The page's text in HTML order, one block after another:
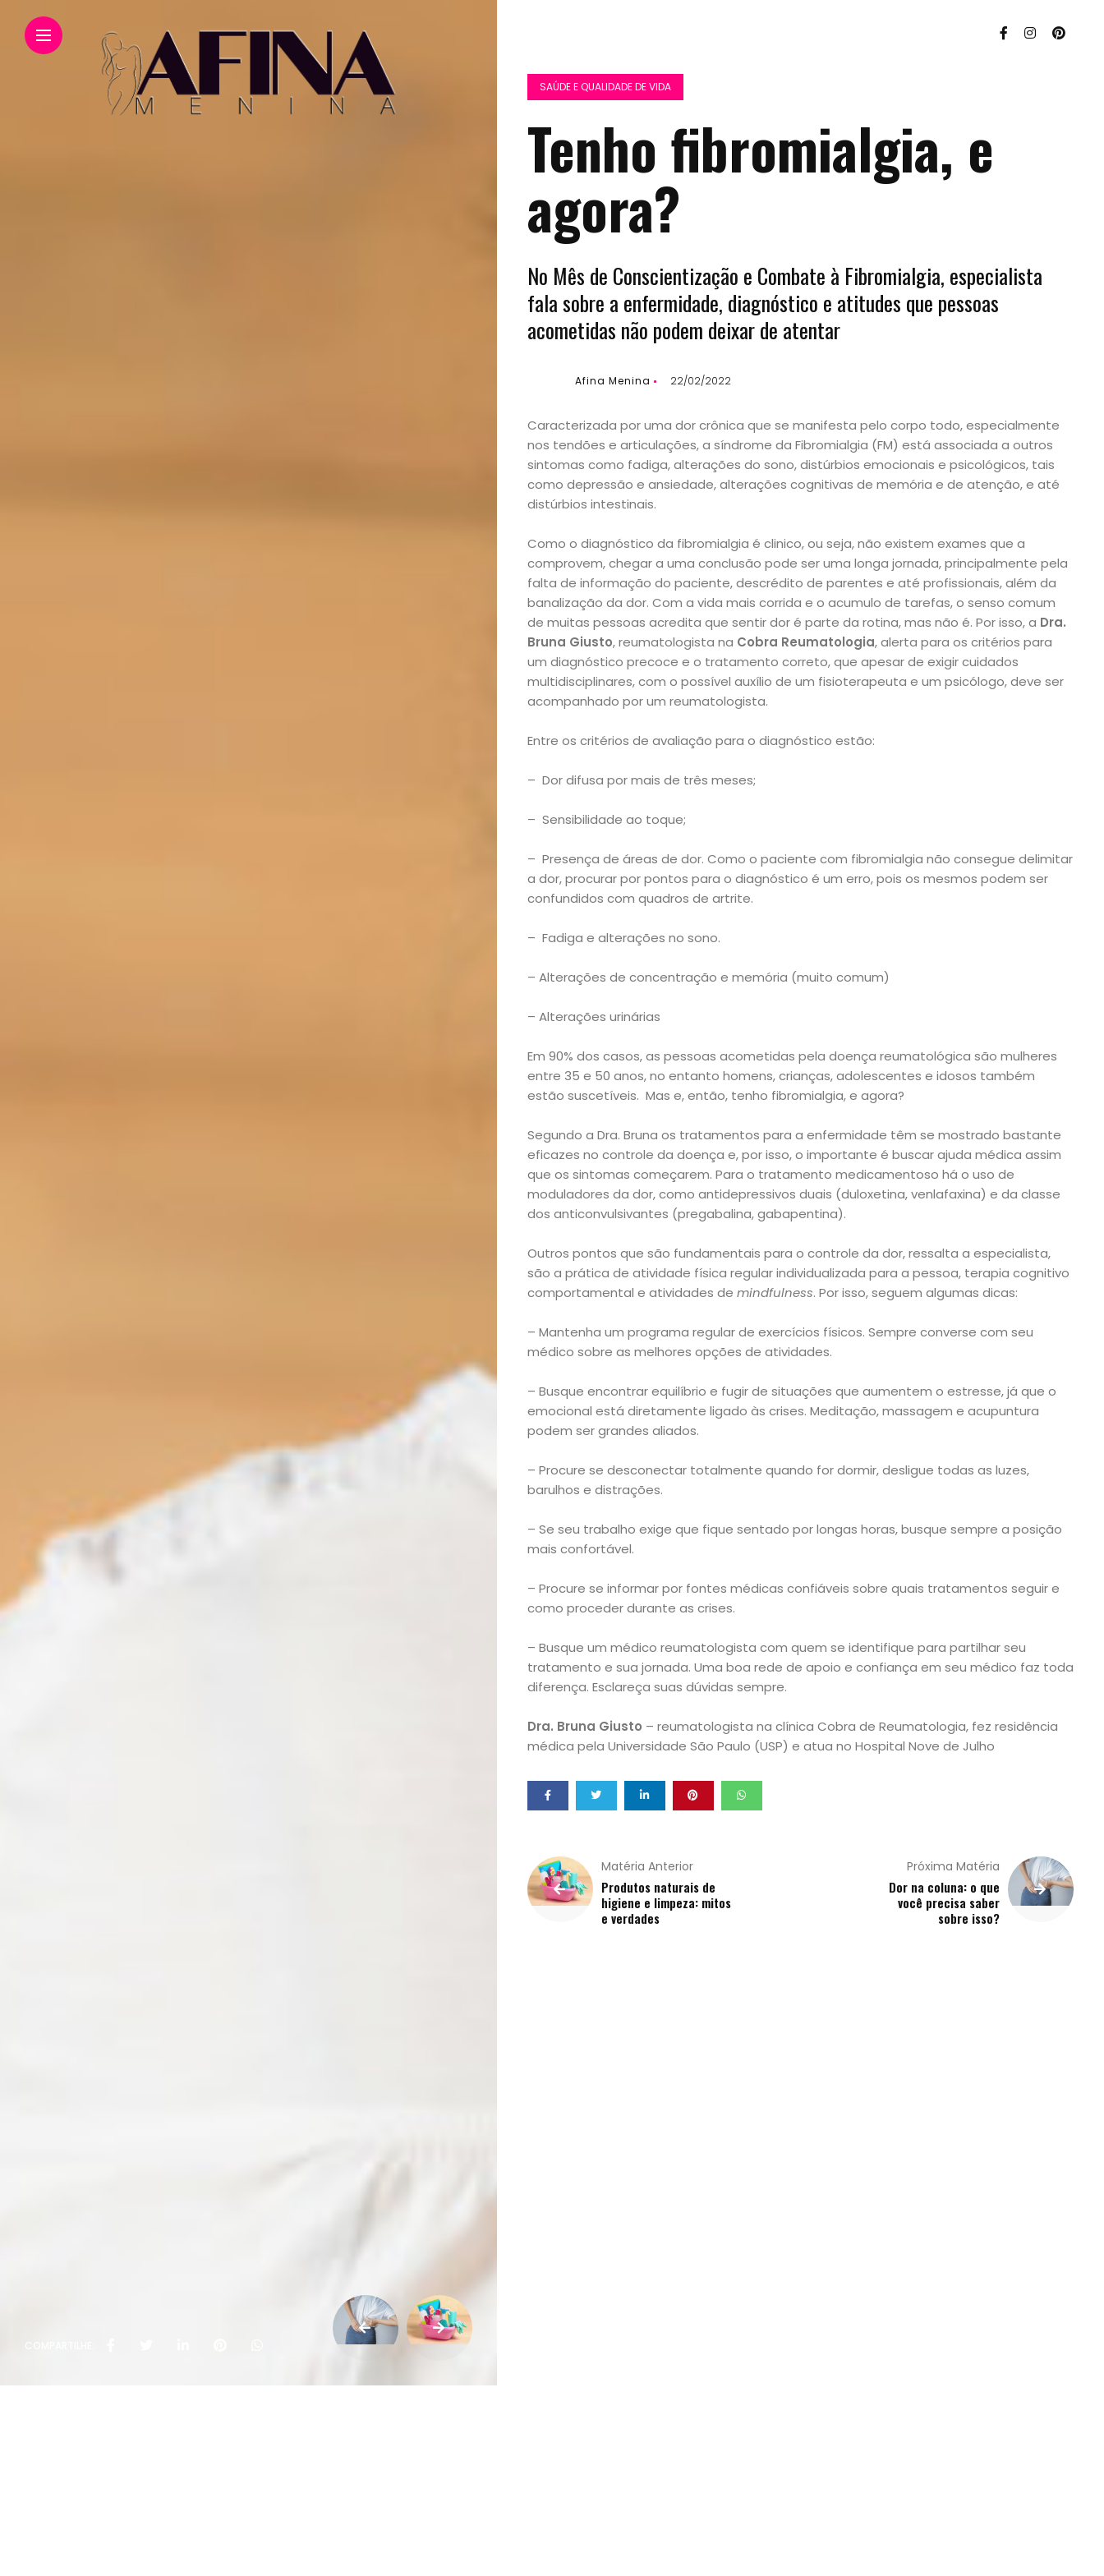
Início
Academia
Beleza
Bora
lá!
Casa
e
Decoração
Exclusiva
Homem
Mães
&
Filhos
Notícias
Opinião
Pets
Receitas
Saúde
e
Qualidade
de
Vida
Sexualidade
SAÚDE E QUALIDADE DE VIDA
Tenho fibromialgia, e
agora?
No Mês de Conscientização e Combate à Fibromialgia, especialista
fala sobre a enfermidade, diagnóstico e atitudes que pessoas
acometidas não podem deixar de atentar
Afina Menina 22/02/2022
Caracterizada por uma dor crônica que se manifesta pelo corpo todo, especialmente
nos tendões e articulações, a síndrome da Fibromialgia (FM) está associada a outros
sintomas como fadiga, alterações do sono, distúrbios emocionais e psicológicos, tais
como depressão e ansiedade, alterações cognitivas de memória e de atenção, e até
distúrbios intestinais.
Como o diagnóstico da fibromialgia é clinico, ou seja, não existem exames que a
comprovem, chegar a uma conclusão pode ser uma longa jornada, principalmente pela
falta de informação do paciente, descrédito de parentes e até profissionais, além da
banalização da dor. Com a vida mais corrida e o acumulo de tarefas, o senso comum
de muitas pessoas acredita que sentir dor é parte da rotina, mas não é. Por isso, a Dra.
Bruna Giusto, reumatologista na Cobra Reumatologia, alerta para os critérios para
um diagnóstico precoce e o tratamento correto, que apesar de exigir cuidados
multidisciplinares, com o possível auxílio de um fisioterapeuta e um psicólogo, deve ser
acompanhado por um reumatologista.
Entre os critérios de avaliação para o diagnóstico estão:
– Dor difusa por mais de três meses;
– Sensibilidade ao toque;
– Presença de áreas de dor. Como o paciente com fibromialgia não consegue delimitar
a dor, procurar por pontos para o diagnóstico é um erro, pois os mesmos podem ser
confundidos com quadros de artrite.
– Fadiga e alterações no sono.
– Alterações de concentração e memória (muito comum)
– Alterações urinárias
Em 90% dos casos, as pessoas acometidas pela doença reumatológica são mulheres
entre 35 e 50 anos, no entanto homens, crianças, adolescentes e idosos também
estão suscetíveis. Mas e, então, tenho fibromialgia, e agora?
Segundo a Dra. Bruna os tratamentos para a enfermidade têm se mostrado bastante
eficazes no controle da doença e, por isso, o importante é buscar ajuda médica assim
que os sintomas começarem. Para o tratamento medicamentoso há o uso de
moduladores da dor, como antidepressivos duais (duloxetina, venlafaxina) e da classe
dos anticonvulsivantes (pregabalina, gabapentina).
Outros pontos que são fundamentais para o controle da dor, ressalta a especialista,
são a prática de atividade física regular individualizada para a pessoa, terapia cognitivo
comportamental e atividades de mindfulness. Por isso, seguem algumas dicas:
– Mantenha um programa regular de exercícios físicos. Sempre converse com seu
médico sobre as melhores opções de atividades.
– Busque encontrar equilíbrio e fugir de situações que aumentem o estresse, já que o
emocional está diretamente ligado às crises. Meditação, massagem e acupuntura
podem ser grandes aliados.
– Procure se desconectar totalmente quando for dormir, desligue todas as luzes,
barulhos e distrações.
– Se seu trabalho exige que fique sentado por longas horas, busque sempre a posição
mais confortável.
– Procure se informar por fontes médicas confiáveis sobre quais tratamentos seguir e
como proceder durante as crises.
– Busque um médico reumatologista com quem se identifique para partilhar seu
tratamento e sua jornada. Uma boa rede de apoio e confiança em seu médico faz toda
diferença. Esclareça suas dúvidas sempre.
Dra. Bruna Giusto – reumatologista na clínica Cobra de Reumatologia, fez residência
médica pela Universidade São Paulo (USP) e atua no Hospital Nove de Julho
Matéria Anterior
Produtos naturais de
higiene e limpeza: mitos
e verdades
Próxima Matéria
Dor na coluna: o que
você precisa saber
sobre isso?